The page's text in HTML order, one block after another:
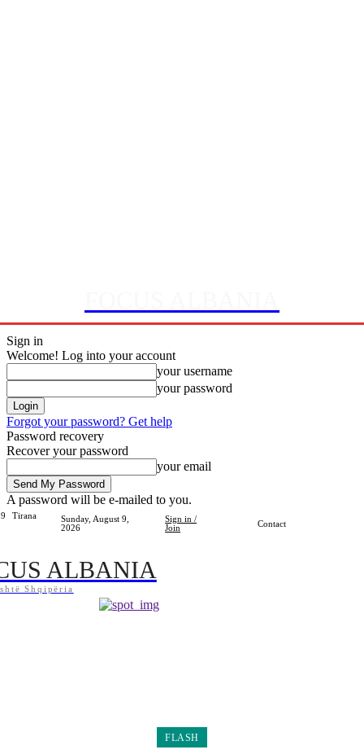
Sign in
Welcome! Log into your account
your username
your password
Forgot your password? Get help
Password recovery
Recover your password
your email
A password will be e-mailed to you.
Tirana
Sunday, August 9,
2026
Sign in /
Join
Contact
ALBANIA
Shqipëria
FLASH